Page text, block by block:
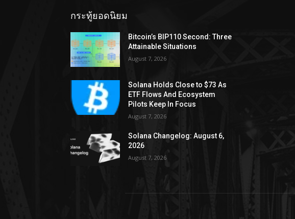
กระทู้ยอดนิยม
Bitcoin’s BIP110 Second: Three
Attainable Situations
August 7, 2026
Solana Holds Close to $73 As
ETF Flows And Ecosystem
Pilots Keep In Focus
August 7, 2026
Solana Changelog: August 6,
2026
August 7, 2026